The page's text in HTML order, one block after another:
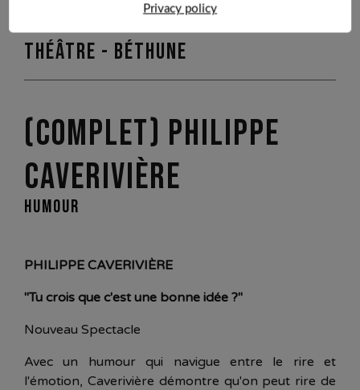
Théâtre - Béthune
(COMPLET) PHILIPPE
CAVERIVIÈRE
HUMOUR
PHILIPPE CAVERIVIÈRE
"Tu crois que c'est une bonne idée ?"
Nouveau Spectacle
Avec un humour qui navigue entre le rire et
l'émotion, Caverivière démontre qu'on peut rire de
Privacy policy